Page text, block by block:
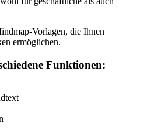
Vorlagen, die Ihnen
ermöglichen.
Funktionen: